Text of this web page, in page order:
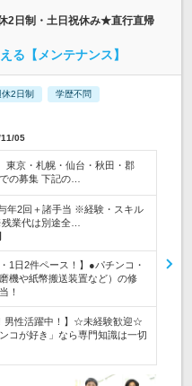
2日制・土日祝休み★直行直帰
る【メンテナンス】
2日制 学歴不問
05
東京・札幌・仙台・秋田・郡
の募集 下記の…
年2回＋諸手当 ※経験・スキル
業代は別途全…
1日2件ペース！】●パチンコ・
機や紙幣搬送装置など）の修
！
男性活躍中！】☆未経験歓迎☆
コが好き」なら専門知識は一切